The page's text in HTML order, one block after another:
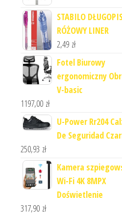
STABILO
RÓŻOWY LINER
2,49 zł
Fotel Biurowy
ergonomiczny
V-basic
1197,00 zł
U-Power Rr204
De Seguridad
250,93 zł
Kamera
Wi-Fi 4K 8MPX
Doświetlenie
317,90 zł